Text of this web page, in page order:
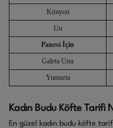
Kimyon
Un
Panesi İçin
Galeta Unu
Yumurta
Kadın Budu Köfte Tarifi
En güzel kadın budu köfte